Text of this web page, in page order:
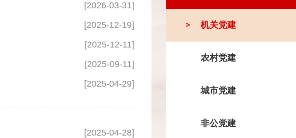
机关党建
农村党建
城市党建
非公党建
[2026-03-31]
[2025-12-19]
[2025-12-11]
[2025-09-11]
[2025-04-29]
[2025-04-28]